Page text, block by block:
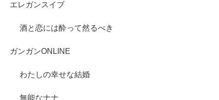
エレガンスイブ
酒と恋には酔って然るべき
ガンガンONLINE
わたしの幸せな結婚
無能なナナ